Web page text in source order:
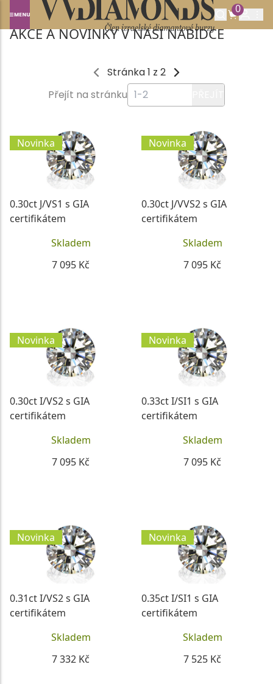
0
Domů AKCE A NOVINKY
AKCE A NOVINKY V NAŠÍ NABÍDCE
Stránka 1 z 2
Přejít na stránku
Novinka
0.30ct J/VS1 s GIA
certifikátem
Skladem
7 095 Kč
Novinka
0.30ct J/VVS2 s GIA
certifikátem
Skladem
7 095 Kč
Novinka
0.30ct I/VS2 s GIA
certifikátem
Skladem
7 095 Kč
Novinka
0.33ct I/SI1 s GIA
certifikátem
Skladem
7 095 Kč
Novinka
0.31ct I/VS2 s GIA
certifikátem
Skladem
7 332 Kč
Novinka
0.35ct I/SI1 s GIA
certifikátem
Skladem
7 525 Kč